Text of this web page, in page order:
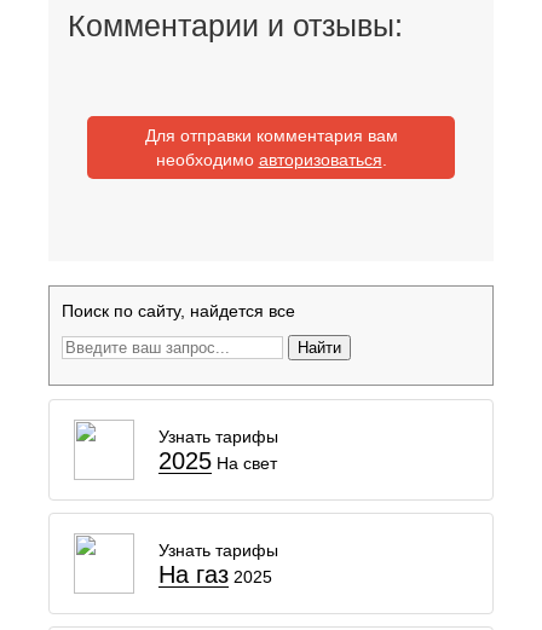
Комментарии и отзывы:
Для отправки комментария вам
необходимо авторизоваться
Поиск по сайту, найдется все
Найти
Узнать тарифы
2025 На свет
Узнать тарифы
На газ 2025